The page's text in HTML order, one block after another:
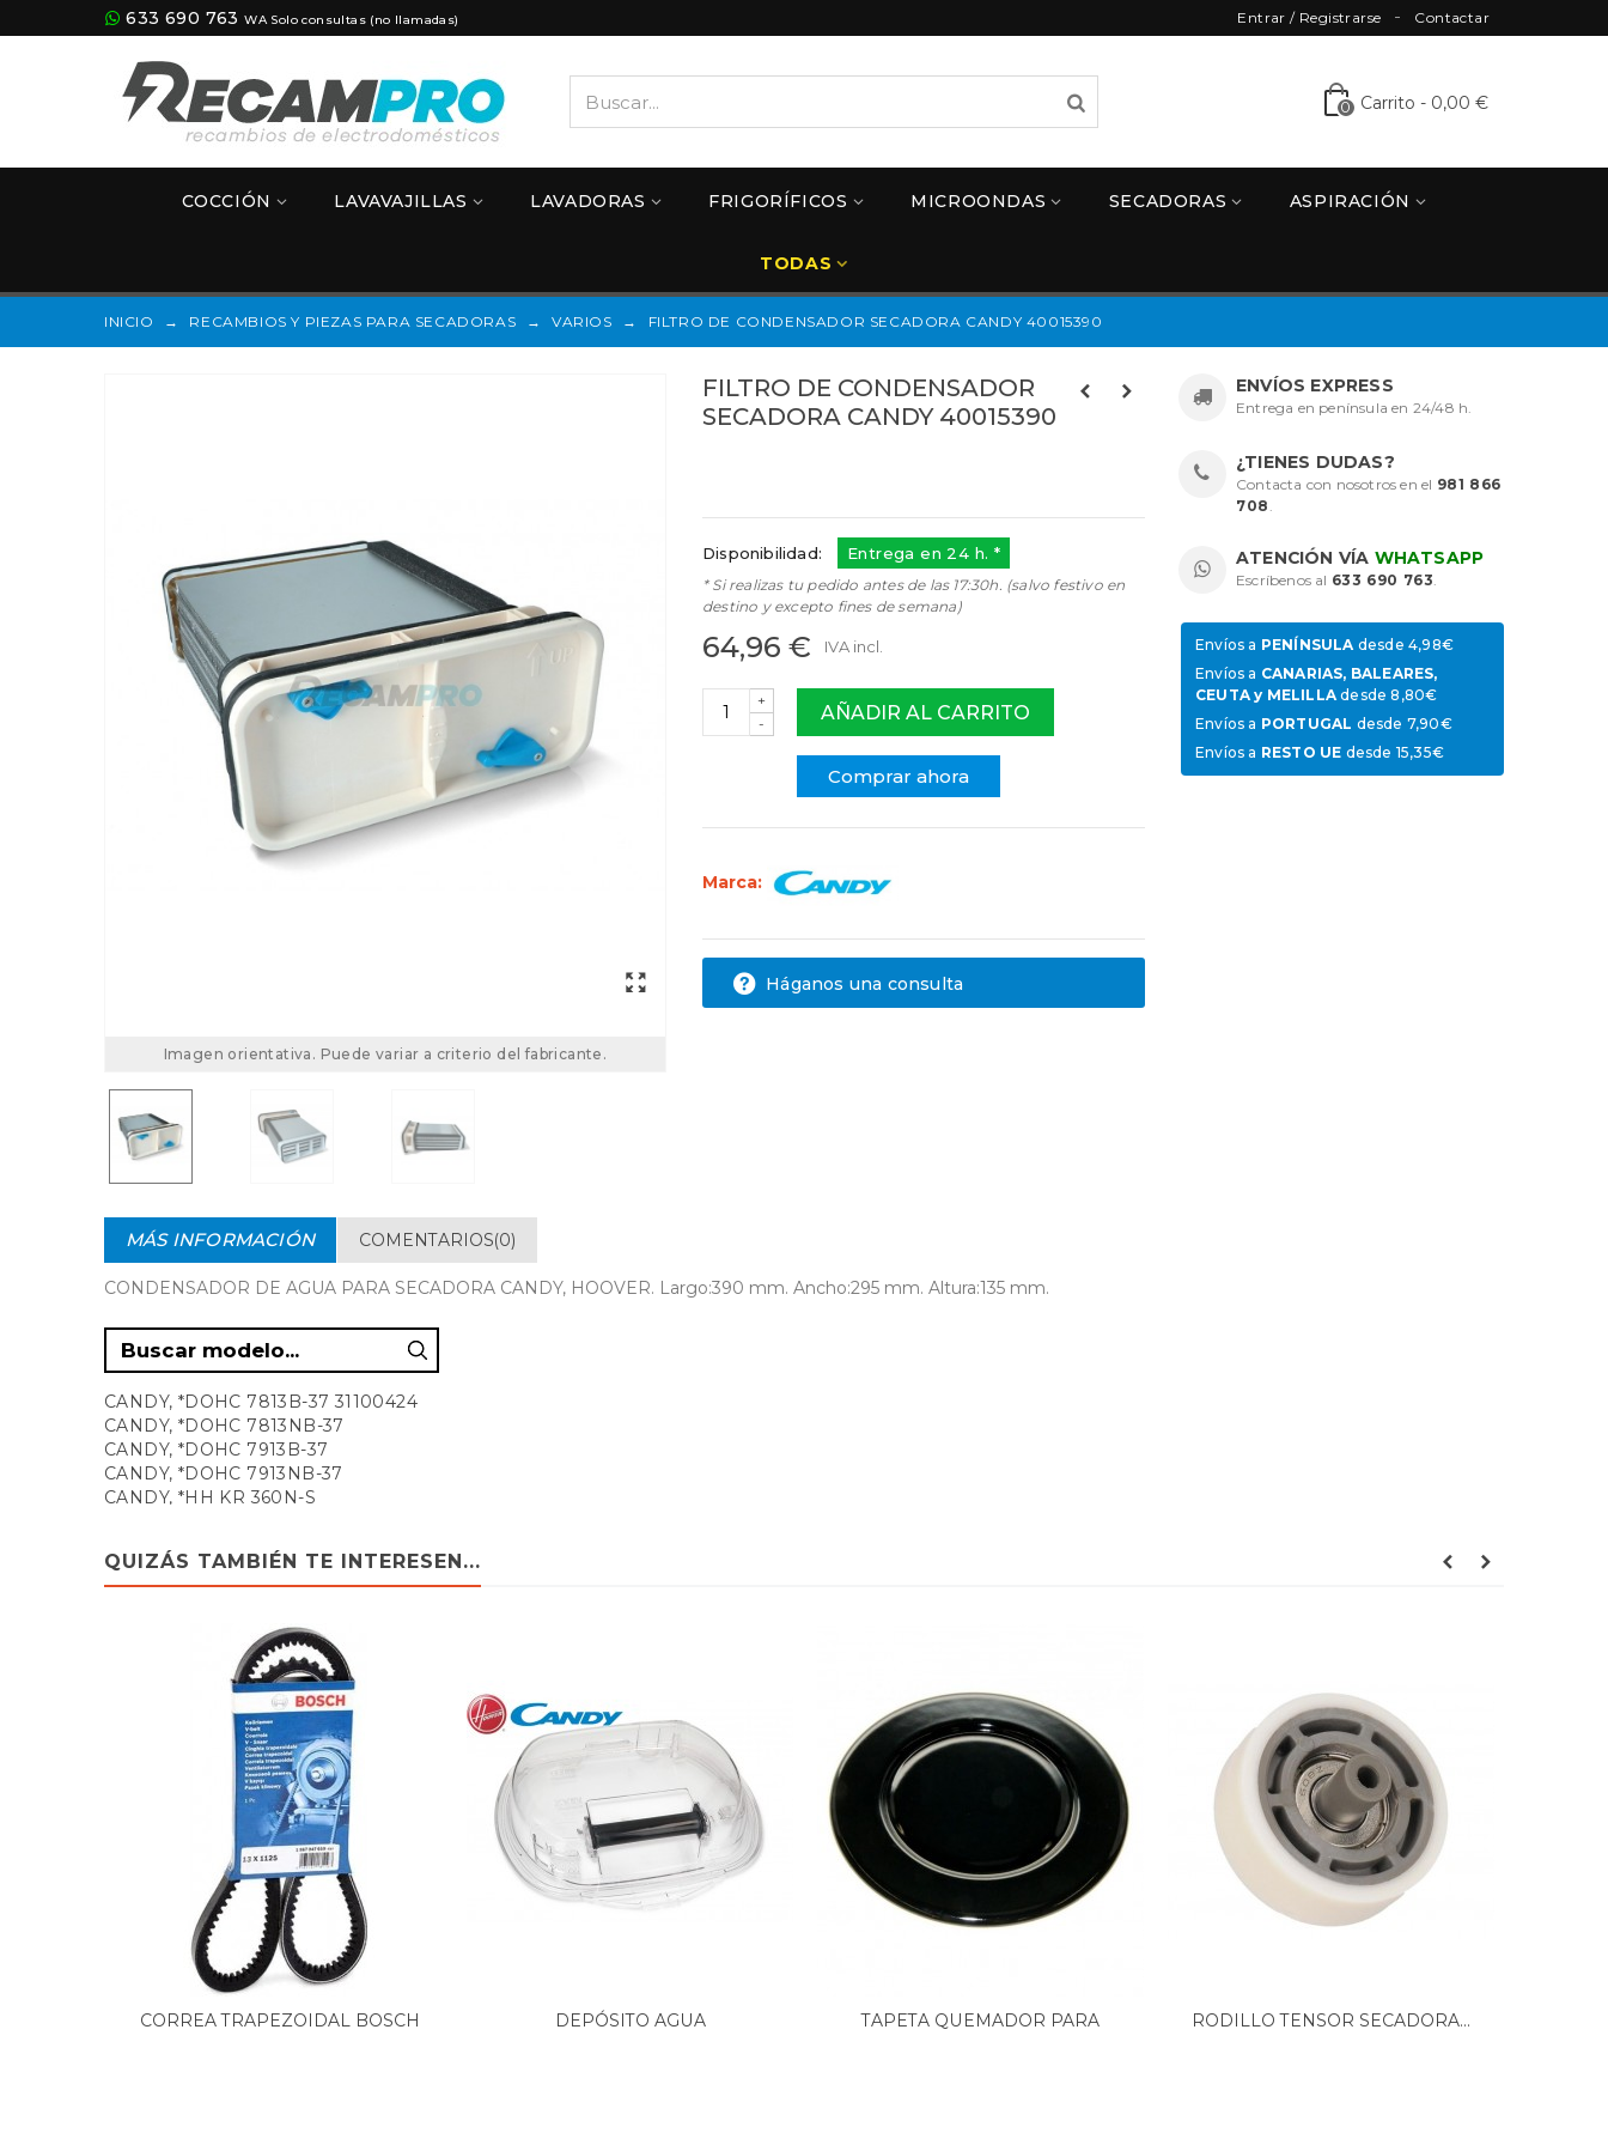
633 690 763 WA Solo consultas (no llamadas) Contactar
Entrar / Registrarse
0 Carrito - 0,00 €
COCCIÓN LAVAVAJILLAS LAVADORAS FRIGORÍFICOS MICROONDAS SECADORAS ASPIRACIÓN
TODAS
INICIO → RECAMBIOS Y PIEZAS PARA SECADORAS → VARIOS → FILTRO DE CONDENSADOR SECADORA CANDY 40015390
Imagen orientativa. Puede variar a criterio del fabricante.
FILTRO DE CONDENSADOR
SECADORA CANDY 40015390
Disponibilidad: Entrega en 24 h. *
* Si realizas tu pedido antes de las 17:30h. (salvo festivo en
destino y excepto fines de semana)
64,96 € IVA incl.
-
+
AÑADIR AL CARRITO
Comprar ahora
Marca:
Háganos una consulta
ENVÍOS EXPRESS
Entrega en península en 24/48 h.
¿TIENES DUDAS?
Contacta con nosotros en el 981 866
708 .
ATENCIÓN VÍA WHATSAPP
Escríbenos al 633 690 763.
Envíos a PENÍNSULAdesde 4,98€
Envíos a CANARIAS, BALEARES,
CEUTA y MELILLAdesde 8,80€
Envíos a PORTUGAL desde 7,90€
Envíos a RESTO UE desde 15,35€
MÁS INFORMACIÓN COMENTARIOS(0)
CONDENSADOR DE AGUA PARA SECADORA CANDY, HOOVER. Largo:390 mm. Ancho:295 mm. Altura:135 mm.
CANDY, *DOHC 7813B-37 31100424
CANDY, *DOHC 7813NB-37
CANDY, *DOHC 7913B-37
CANDY, *DOHC 7913NB-37
CANDY, *HH KR 360N-S
CANDY, *HH KR791XT/1-S
CANDY, *HOME-SCB17A
CANDY, *KMP-XL 7500
CANDY, *OZC 771B-04S
CANDY, *OZC 791BCH-S
CANDY, *VOHC 180-37
CANDY, *VOHC 671F-37
CANDY, *VOHC 770B-37
CANDY, *VOHC 781-37
CANDY, *VOHC 781/1-37
CANDY, *ZCE 217
CANDY, *ZCE 217/1
CANDY, *ZCE 217B
CANDY, *ZCE 217B/1
CANDY, 31100148 ABCC266-S
CANDY, 31100164 CC267T-01S
CANDY, 31100190 GODC78-01S
CANDY, 31100196 GODC78-37S
CANDY, 31100212 GODC28-12S
CANDY, 31100213 GODC218-80
QUIZÁS TAMBIÉN TE INTERESEN...
CORREA TRAPEZOIDAL BOSCH
DEPÓSITO AGUA
TAPETA QUEMADOR PARA
RODILLO TENSOR SECADORA...